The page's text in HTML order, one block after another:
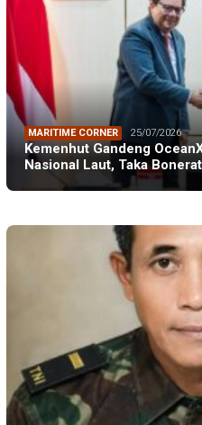
MARITIME CORNER 25/07/2026
Kemenhut Gandeng
Nasional Laut, Taka